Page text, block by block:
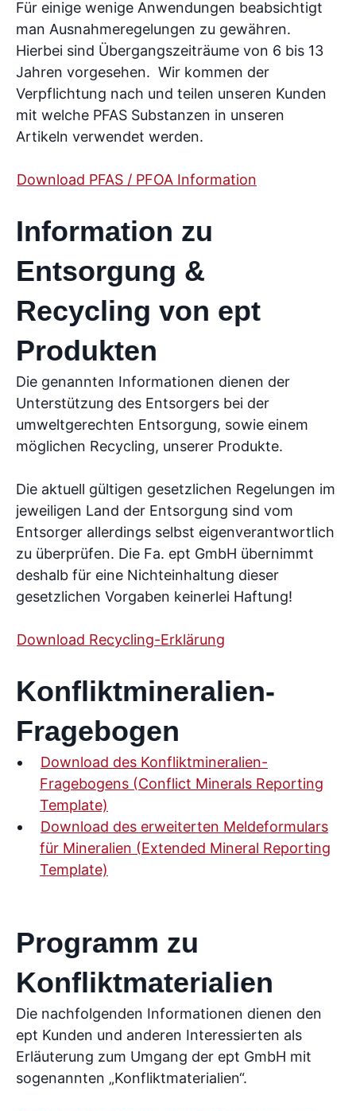
Für einige wenige Anwendungen beabsichtigt
man Ausnahmeregelungen zu gewähren.
Hierbei sind Übergangszeiträume von 6 bis 13
Jahren vorgesehen. Wir kommen der
Verpflichtung nach und teilen unseren Kunden
mit welche PFAS Substanzen in unseren
Artikeln verwendet werden.
Download PFAS / PFOA Information
Information zu
Entsorgung &
Recycling von ept
Produkten
Die genannten Informationen dienen der
Unterstützung des Entsorgers bei der
umweltgerechten Entsorgung, sowie einem
möglichen Recycling, unserer Produkte.
Die aktuell gültigen gesetzlichen Regelungen im
jeweiligen Land der Entsorgung sind vom
Entsorger allerdings selbst eigenverantwortlich
zu überprüfen. Die Fa. ept GmbH übernimmt
deshalb für eine Nichteinhaltung dieser
gesetzlichen Vorgaben keinerlei Haftung!
Download Recycling-Erklärung
Konfliktmineralien-
Fragebogen
Download des Konfliktmineralien-
Fragebogens (Conflict Minerals Reporting
Template)
Download des erweiterten Meldeformulars
für Mineralien (Extended Mineral Reporting
Template)
Programm zu
Konfliktmaterialien
Die nachfolgenden Informationen dienen den
ept Kunden und anderen Interessierten als
Erläuterung zum Umgang der ept GmbH mit
sogenannten „Konfliktmaterialien“.